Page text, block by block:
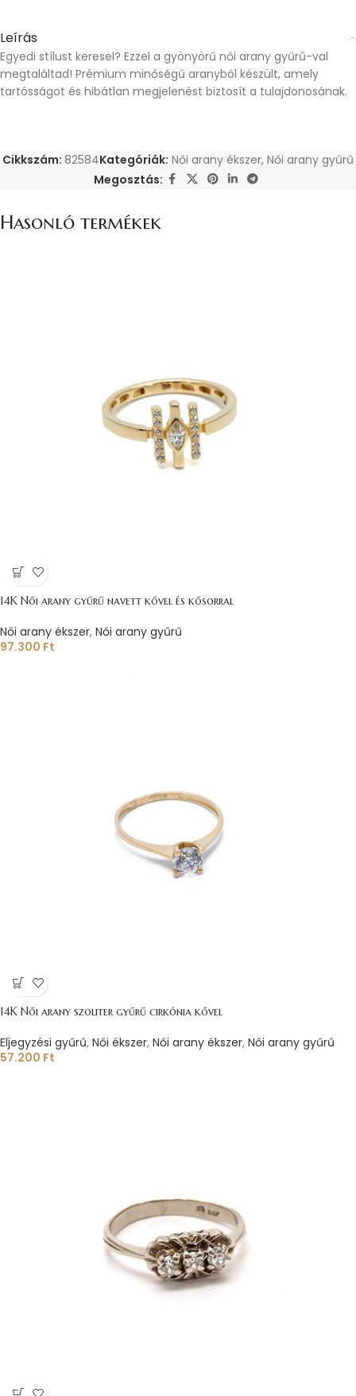
Leírás
Egyedi stílust keresel? Ezzel a gyönyörű női arany gyűrű-val
megtaláltad! Prémium minőségű aranyból készült, amely
tartósságot és hibátlan megjelenést biztosít a tulajdonosának.
Cikkszám: 82584Kategóriák: Női arany ékszer, Női arany gyűrű
Megosztás:
Hasonló termékek
14K Női arany gyűrű navett kővel és kősorral
Női arany ékszer, Női arany gyűrű
97.300 Ft
14K Női arany szoliter gyűrű cirkónia kővel
Eljegyzési gyűrű, Női ékszer, Női arany ékszer, Női arany gyűrű
57.200 Ft